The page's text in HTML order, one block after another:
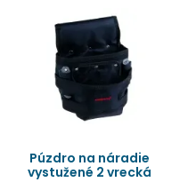
Púzdro na náradie
vystužené 2 vrecká